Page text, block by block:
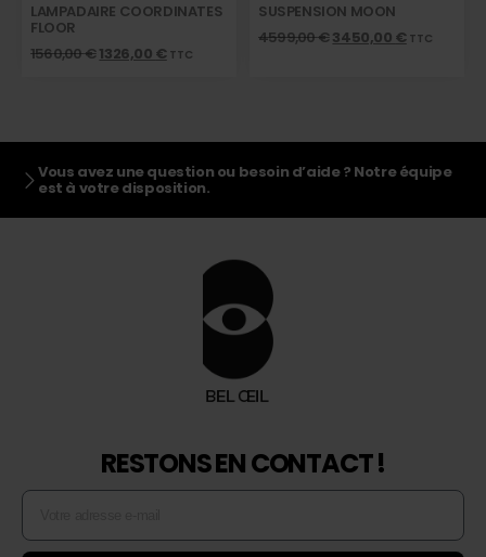
LAMPADAIRE COORDINATES
FLOOR
1560,00€1326,00 € TTC
SUSPENSION MOON
4599,00€3450,00 € TTC
Vous avez une question ou besoin d’aide ? Notre équipe
est à votre disposition.
RESTONS EN CONTACT !